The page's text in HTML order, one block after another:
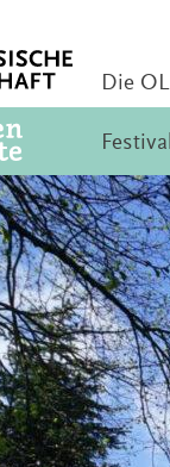
Die OL
Festival